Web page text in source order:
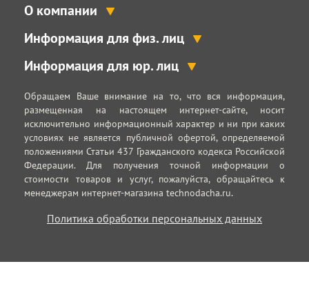
О компании
Информация для физ. лиц
Информация для юр. лиц
Обращаем Ваше внимание на то, что вся информация,
размещенная на настоящем интернет-сайте, носит
исключительно информационный характер и ни при каких
условиях не является публичной офертой, определяемой
положениями Статьи 437 Гражданского кодекса Российской
Федерации. Для получения точной информации о
стоимости товаров и услуг, пожалуйста, обращайтесь к
менеджерам интернет-магазина technodacha.ru.
Политика обработки персональных данных